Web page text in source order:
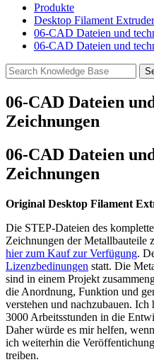
Produkte
Desktop Filament
06-CAD Dateien und
06-CAD Dateien und
06-CAD Dateien
Zeichnungen
06-CAD Dateien
Zeichnungen
Original Desktop Filament
Die STEP-Dateien des
Zeichnungen der Metallbauteile
hier zum Kauf zur Verfügung.
Lizenzbedinungen statt. Die
sind in einem Projekt
die Anordnung, Funktion und
verstehen und nachzubauen. Ich
3000 Arbeitsstunden in die
Daher würde es mir helfen,
ich weiterhin die
treiben.